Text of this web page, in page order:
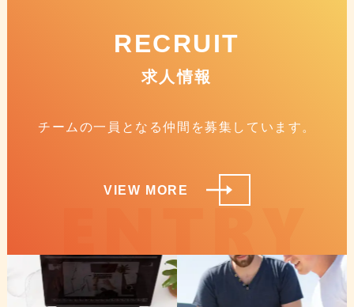
RECRUIT
求人情報
チームの一員となる仲間を募集しています。
VIEW MORE